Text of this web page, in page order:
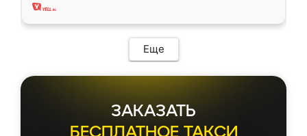
Еще
ЗАКАЗАТЬ
БЕСПЛАТНОЕ ТАКСИ